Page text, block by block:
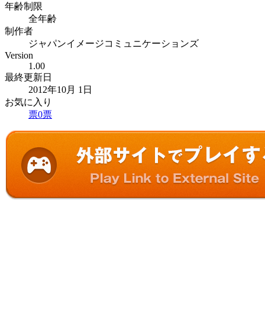
年齢制限
全年齢
制作者
ジャパンイメージコミュニケーションズ
Version
1.00
最終更新日
2012年10月 1日
お気に入り
票0票